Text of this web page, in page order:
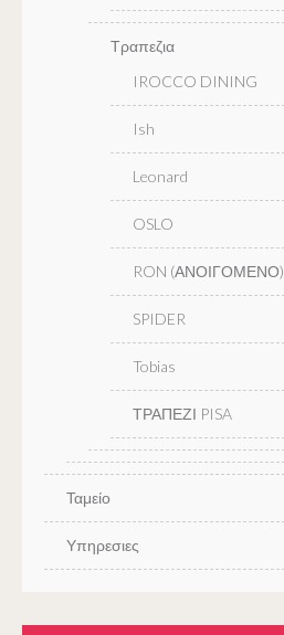
Τραπεζια
IROCCO DINING
Ish
Leonard
OSLO
RON (ΑΝΟΙΓΟΜΕΝΟ)
SPIDER
Tobias
ΤΡΑΠΕΖΙ PISA
Ταμείο
Υπηρεσιες